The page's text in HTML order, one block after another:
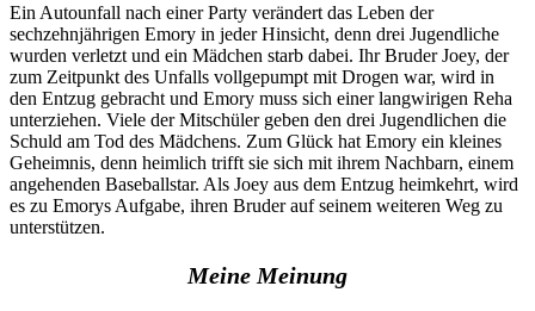
Ein Autounfall nach einer Party verändert das Leben der
sechzehnjährigen Emory in jeder Hinsicht, denn drei Jugendliche
wurden verletzt und ein Mädchen starb dabei. Ihr Bruder Joey, der
zum Zeitpunkt des Unfalls vollgepumpt mit Drogen war, wird in
den Entzug gebracht und Emory muss sich einer langwirigen Reha
unterziehen. Viele der Mitschüler geben den drei Jugendlichen die
Schuld am Tod des Mädchens. Zum Glück hat Emory ein kleines
Geheimnis, denn heimlich trifft sie sich mit ihrem Nachbarn, einem
angehenden Baseballstar. Als Joey aus dem Entzug heimkehrt, wird
es zu Emorys Aufgabe, ihren Bruder auf seinem weiteren Weg zu
unterstützen.
Meine Meinung